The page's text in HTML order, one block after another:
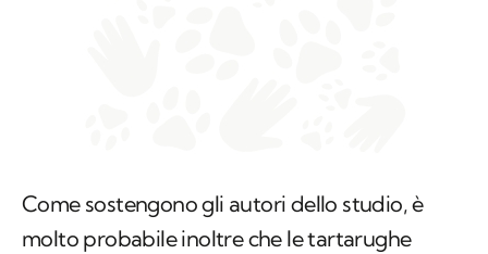
Come sostengono gli autori dello studio, è
molto probabile inoltre che le tartarughe